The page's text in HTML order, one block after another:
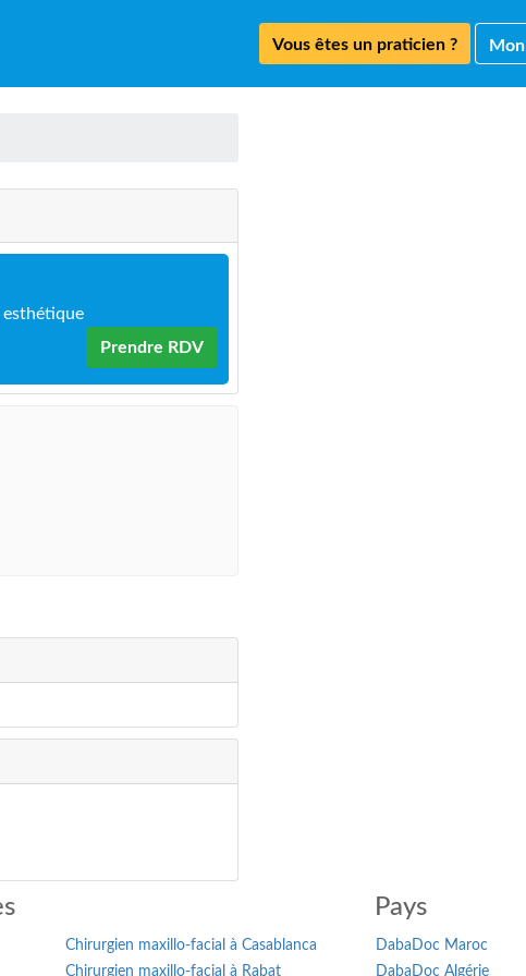
Vous êtes un praticien ?
esthétique
Prendre RDV
Chirurgien maxillo-facial à Casablanca
Chirurgien maxillo-facial à Rabat
Pays
DabaDoc Maroc
DabaDoc Algérie